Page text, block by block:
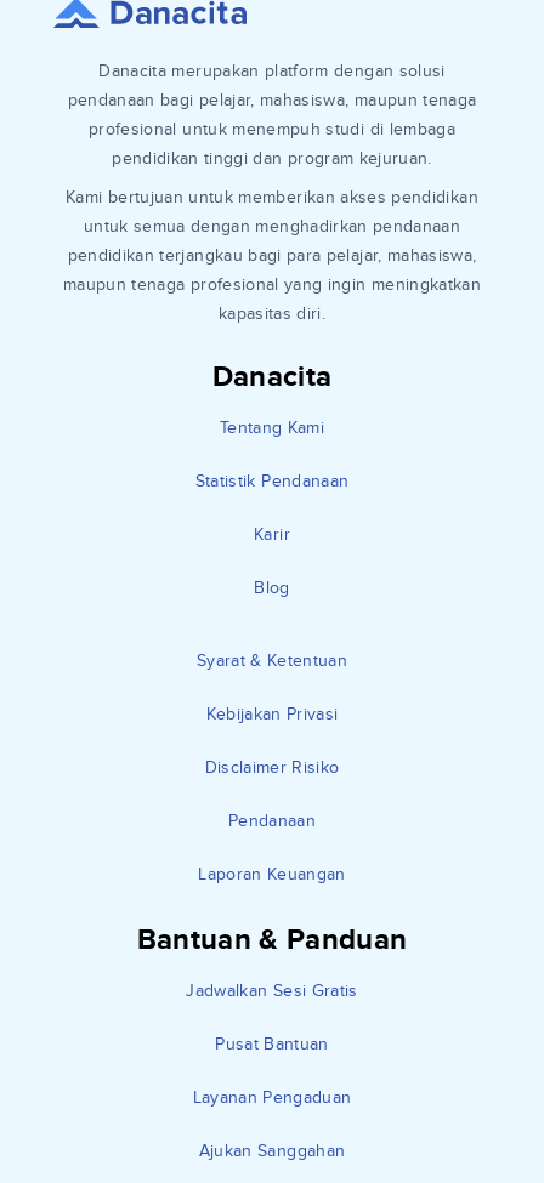
Danacita
Tentang Kami
Statistik Pendanaan
Karir
Blog
Syarat & Ketentuan
Kebijakan Privasi
Disclaimer Risiko
Pendanaan
Laporan Keuangan
Bantuan & Panduan
Jadwalkan Sesi Gratis
Pusat Bantuan
Layanan Pengaduan
Ajukan Sanggahan
Danacita merupakan platform dengan solusi
pendanaan bagi pelajar, mahasiswa, maupun tenaga
profesional untuk menempuh studi di lembaga
pendidikan tinggi dan program kejuruan.
Kami bertujuan untuk memberikan akses pendidikan
untuk semua dengan menghadirkan pendanaan
pendidikan terjangkau bagi para pelajar, mahasiswa,
maupun tenaga profesional yang ingin meningkatkan
kapasitas diri.